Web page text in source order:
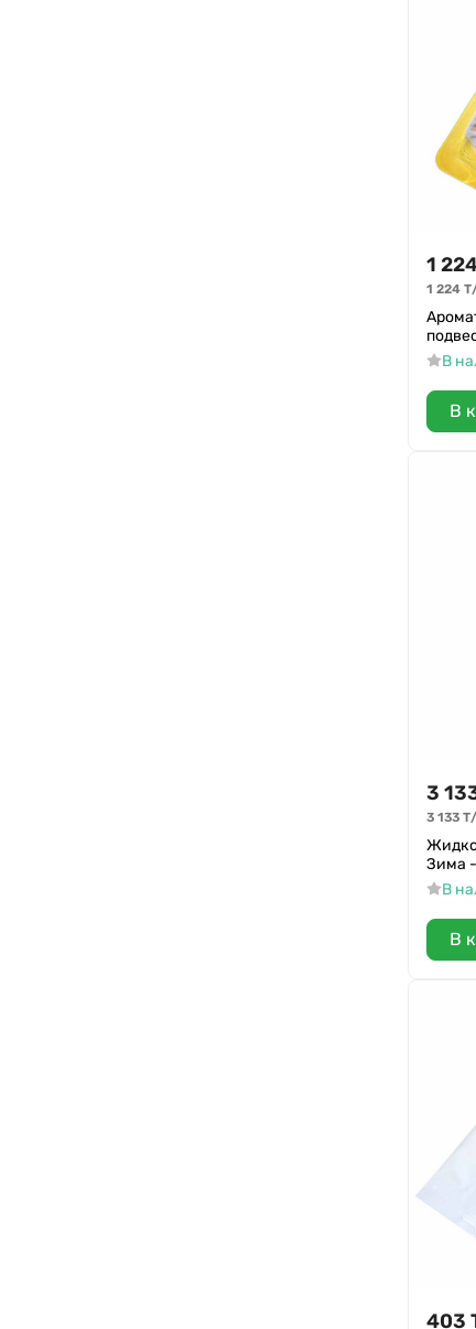
1
1 224 Т
В
В
3
3 133 Т/
Зима
В
В
403